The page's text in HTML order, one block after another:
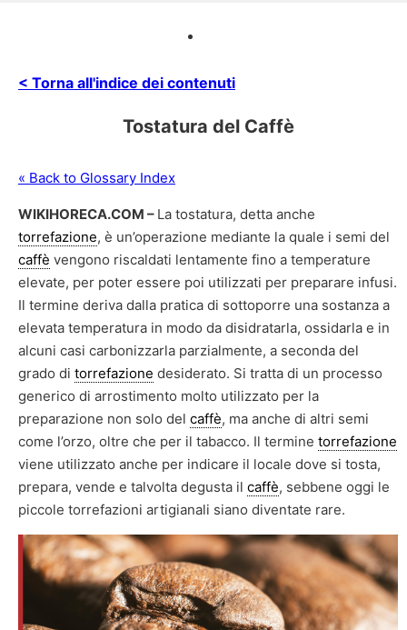
< Torna all'indice dei contenuti
Tostatura del Caffè
« Back to Glossary Index
WIKIHORECA.COM – La tostatura, detta anche
torrefazione, è un’operazione mediante la quale i semi del
caffè vengono riscaldati lentamente fino a temperature
elevate, per poter essere poi utilizzati per preparare infusi.
Il termine deriva dalla pratica di sottoporre una sostanza a
elevata temperatura in modo da disidratarla, ossidarla e in
alcuni casi carbonizzarla parzialmente, a seconda del
grado di torrefazione desiderato. Si tratta di un processo
generico di arrostimento molto utilizzato per la
preparazione non solo del caffè, ma anche di altri semi
come l’orzo, oltre che per il tabacco. Il termine torrefazione
viene utilizzato anche per indicare il locale dove si tosta,
prepara, vende e talvolta degusta il caffè, sebbene oggi le
piccole torrefazioni artigianali siano diventate rare.